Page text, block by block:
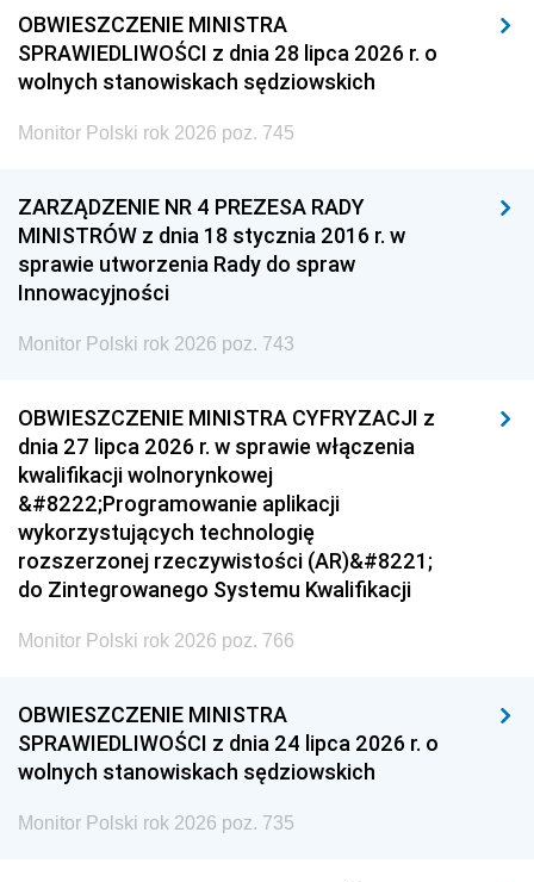
OBWIESZCZENIE MINISTRA
SPRAWIEDLIWOŚCI z dnia 28 lipca 2026 r. o
wolnych stanowiskach sędziowskich
Monitor Polski rok 2026 poz. 745
ZARZĄDZENIE NR 4 PREZESA RADY
MINISTRÓW z dnia 18 stycznia 2016 r. w
sprawie utworzenia Rady do spraw
Innowacyjności
Monitor Polski rok 2026 poz. 743
OBWIESZCZENIE MINISTRA CYFRYZACJI z
dnia 27 lipca 2026 r. w sprawie włączenia
kwalifikacji wolnorynkowej
&#8222;Programowanie aplikacji
wykorzystujących technologię
rozszerzonej rzeczywistości (AR)&#8221;
do Zintegrowanego Systemu Kwalifikacji
Monitor Polski rok 2026 poz. 766
OBWIESZCZENIE MINISTRA
SPRAWIEDLIWOŚCI z dnia 24 lipca 2026 r. o
wolnych stanowiskach sędziowskich
Monitor Polski rok 2026 poz. 735